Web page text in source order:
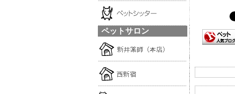
ペットサロン